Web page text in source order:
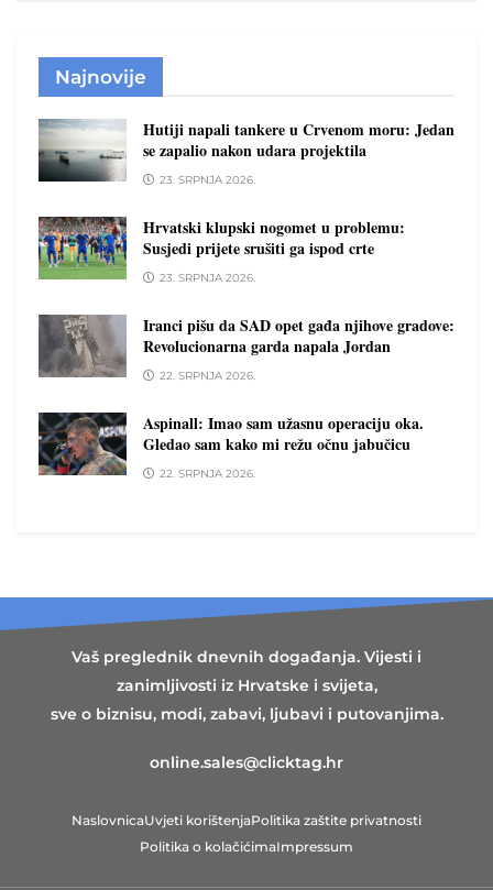
Najnovije
Hutiji napali tankere u Crvenom moru: Jedan
se zapalio nakon udara projektila
23. SRPNJA 2026.
Hrvatski klupski nogomet u problemu:
Susjedi prijete srušiti ga ispod crte
23. SRPNJA 2026.
Iranci pišu da SAD opet gađa njihove gradove:
Revolucionarna garda napala Jordan
22. SRPNJA 2026.
Aspinall: Imao sam užasnu operaciju oka.
Gledao sam kako mi režu očnu jabučicu
22. SRPNJA 2026.
Vaš preglednik dnevnih događanja. Vijesti i
zanimljivosti iz Hrvatske i svijeta,
sve o biznisu, modi, zabavi, ljubavi i putovanjima.
online.sales@clicktag.hr
NaslovnicaUvjeti korištenjaPolitika zaštite privatnosti
Politika o kolačićimaImpressum